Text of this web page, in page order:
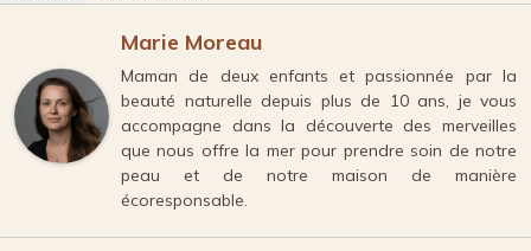
Marie Moreau
Maman de deux enfants et passionnée par la
beauté naturelle depuis plus de 10 ans, je vous
accompagne dans la découverte des merveilles
que nous offre la mer pour prendre soin de notre
peau et de notre maison de manière
écoresponsable.